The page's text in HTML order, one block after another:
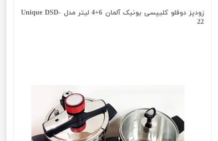
زودپز دوقلو کلیپسی یونیک آلمان 6+4 لیتر مدل Unique DSD-
22